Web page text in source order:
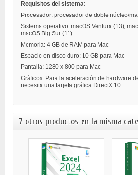
Requisitos del sistema:
Procesador: procesador de doble núcleo/
Sistema operativo: macOS Ventura (13),
macOS Big Sur (11)
Memoria: 4 GB de RAM para Mac
Espacio en disco duro: 10 GB para Mac
Pantalla: 1280 x 800 para Mac
Gráficos: Para la aceleración de hardware
necesita una tarjeta gráfica DirectX 10
7 otros productos en la misma